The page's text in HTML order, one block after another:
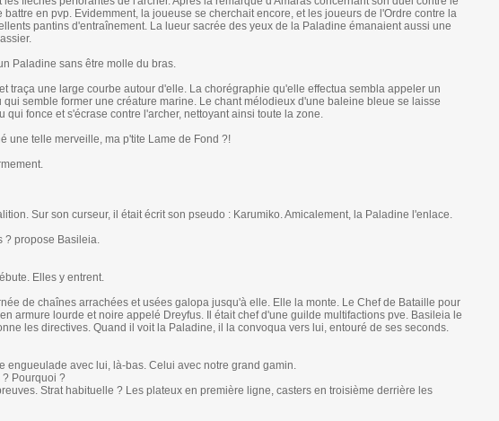
en pvp. Evidemment, la joueuse se cherchait encore, et les joueurs de l'Ordre contre la
pantins d'entraînement. La lueur sacrée des yeux de la Paladine émanaient aussi une
Paladine sans être molle du bras.
traça une large courbe autour d'elle. La chorégraphie qu'elle effectua sembla appeler un
semble former une créature marine. Le chant mélodieux d'une baleine bleue se laisse
fonce et s'écrase contre l'archer, nettoyant ainsi toute la zone.
une telle merveille, ma p'tite Lame de Fond ?!
Sur son curseur, il était écrit son pseudo : Karumiko. Amicalement, la Paladine l'enlace.
? propose Basileia.
Elles y entrent.
de chaînes arrachées et usées galopa jusqu'à elle. Elle la monte. Le Chef de Bataille pour
armure lourde et noire appelé Dreyfus. Il était chef d'une guilde multifactions pve. Basileia le
les directives. Quand il voit la Paladine, il la convoqua vers lui, entouré de ses seconds.
engueulade avec lui, là-bas. Celui avec notre grand gamin.
? Pourquoi ?
Strat habituelle ? Les plateux en première ligne, casters en troisième derrière les